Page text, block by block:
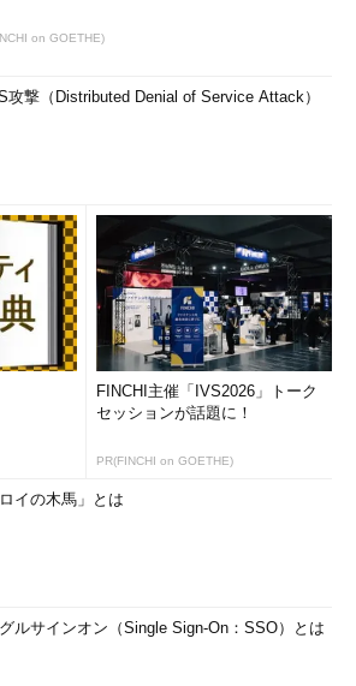
on GOETHE)
攻撃（Distributed Denial of Service Attack）
FINCHI主催「IVS2026」トーク
セッションが話題に！
PR(FINCHI on GOETHE)
ロイの木馬」とは
ルサインオン（Single Sign-On：SSO）とは